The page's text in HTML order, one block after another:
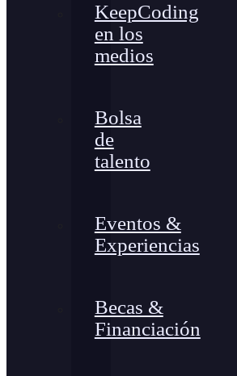
KeepCoding
en los
medios
Bolsa
de
talento
Eventos &
Experiencias
Becas &
Financiación